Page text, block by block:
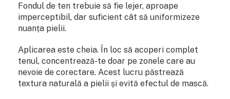
Fondul de ten trebuie să fie lejer, aproape
imperceptibil, dar suficient cât să uniformizeze
nuanța pielii.
Aplicarea este cheia. În loc să acoperi complet
tenul, concentrează-te doar pe zonele care au
nevoie de corectare. Acest lucru păstrează
textura naturală a pielii și evită efectul de mască.